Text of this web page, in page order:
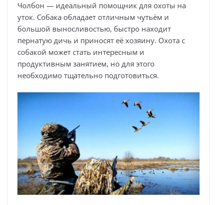
Чолбон — идеальный помощник для охоты на
уток. Собака обладает отличным чутьём и
большой выносливостью, быстро находит
пернатую дичь и приносят её хозяину. Охота с
собакой может стать интересным и
продуктивным занятием, но для этого
необходимо тщательно подготовиться.